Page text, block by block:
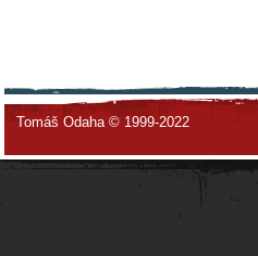
Tomáš Odaha © 1999-2022